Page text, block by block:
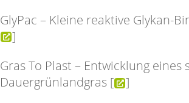
GlyPac – Kleine reaktive Glykan-
]
Gras To Plast – Entwicklung
Dauergrünlandgras [
]